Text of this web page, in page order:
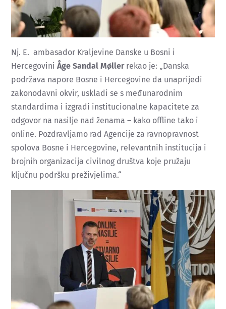
Nj. E. ambasador Kraljevine Danske u Bosni i
Hercegovini Åge Sandal Møllerrekao je: „Danska
podržava napore Bosne i Hercegovine da unaprijedi
zakonodavni okvir, uskladi se s međunarodnim
standardima i izgradi institucionalne kapacitete za
odgovor na nasilje nad ženama – kako offline tako i
online. Pozdravljamo rad Agencije za ravnopravnost
spolova Bosne i Hercegovine, relevantnih institucija i
brojnih organizacija civilnog društva koje pružaju
ključnu podršku preživjelima.“